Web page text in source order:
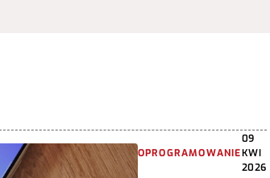
OPROGRAMOWANIE
09
KWI
2026